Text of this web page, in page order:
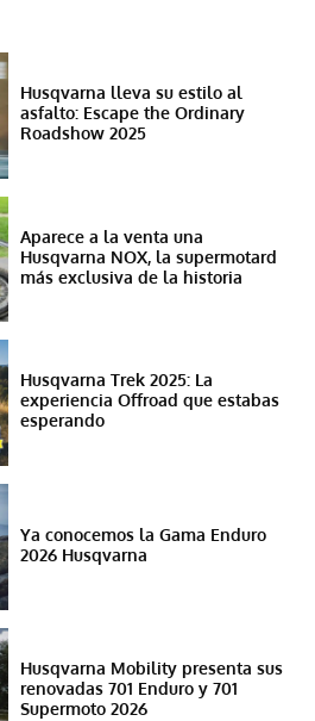
Husqvarna lleva su estilo al
asfalto: Escape the Ordinary
Roadshow 2025
Aparece a la venta una
Husqvarna NOX, la supermotard
más exclusiva de la historia
Husqvarna Trek 2025: La
experiencia Offroad que estabas
esperando
Ya conocemos la Gama Enduro
2026 Husqvarna
Husqvarna Mobility presenta sus
renovadas 701 Enduro y 701
Supermoto 2026